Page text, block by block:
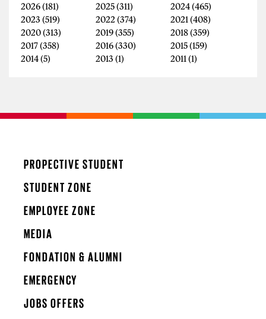
2026(181) 2025(311) 2024(465)
2023 (519) 2022 (374) 2021(408)
2020(313) 2019(355) 2018(359)
2017(358) 2016(330) 2015(159)
2014(5) 2013 (1) 2011(1)
PROPECTIVE STUDENT
STUDENT ZONE
EMPLOYEE ZONE
MEDIA
FONDATION & ALUMNI
EMERGENCY
JOBS OFFERS